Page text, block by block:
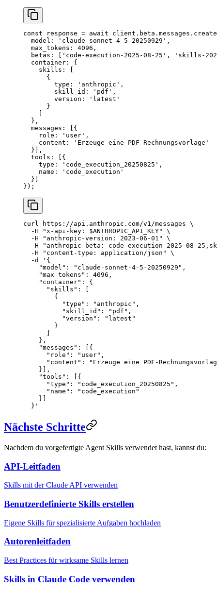
const response = await client.beta.messages. create
  model:
'claude-sonnet-4-5-20250929' ,
  max_tokens:
4096 ,
  betas: [
'code-execution-2025-08-25' ,
'skills-
  container: {
    skills: [
      {
        type:
'anthropic' ,
        skill_id:
'pdf' ,
        version:
'latest'
      }
  },
  messages: [{
    role:
'user' ,
    content:
'Erzeuge eine PDF-Rechnungsvorlage'
  }],
  tools: [{
    type:
'code_execution_20250825' ,
    name:
'code_execution'
  }]
});
curl https://api.anthropic.com/v1/messages \
  -H
"x-api-key: $ANTHROPIC_API_KEY"
\
  -H
"anthropic-version: 2023-06-01"
\
  -H
"anthropic-beta: code-execution-2025-08-
  -H
"content-type: application/json"
\
  -d
'{
    "model": "claude-sonnet-4-5-20250929",
    "max_tokens": 4096,
    "container": {
      "skills": [
        {
          "type": "anthropic",
          "skill_id": "pdf",
          "version": "latest"
        }
    },
    "messages": [{
      "role": "user",
"content": "Erzeuge eine PDF-
    }],
    "tools": [{
      "type": "code_execution_20250825",
      "name": "code_execution"
    }]
  }'
Nächste Schritte
Nachdem du vorgefertigte Agent Skills verwendet hast, kannst du:
API-Leitfaden
Skills mit der Claude API verwenden
Benutzerdefinierte Skills erstellen
Eigene Skills für spezialisierte Aufgaben hochladen
Autorenleitfaden
Best Practices für wirksame Skills lernen
Skills in Claude Code verwenden